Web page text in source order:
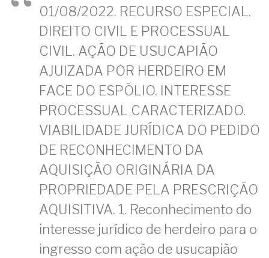
01/08/2022. RECURSO ESPECIAL.
DIREITO CIVIL E PROCESSUAL
CIVIL. AÇÃO DE USUCAPIÃO
AJUIZADA POR HERDEIRO EM
FACE DO ESPÓLIO. INTERESSE
PROCESSUAL CARACTERIZADO.
VIABILIDADE JURÍDICA DO PEDIDO
DE RECONHECIMENTO DA
AQUISIÇÃO ORIGINÁRIA DA
PROPRIEDADE PELA PRESCRIÇÃO
AQUISITIVA. 1. Reconhecimento do
interesse jurídico de herdeiro para o
ingresso com ação de usucapião